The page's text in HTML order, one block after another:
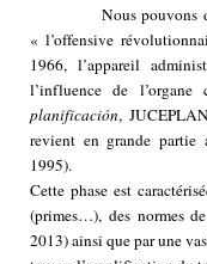
Nous pouvons
« l’offensive
1966, l’appareil
l’influence de
planificación,
revient en grande partie
1995).
Cette phase est
(primes…), des normes
2013) ainsi que par une